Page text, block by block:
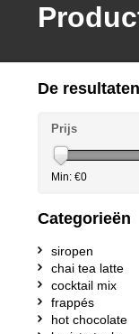
De
Prijs
Min: €0
Categorieën
siropen
chai tea latte
cocktail mix
frappés
hot chocolate